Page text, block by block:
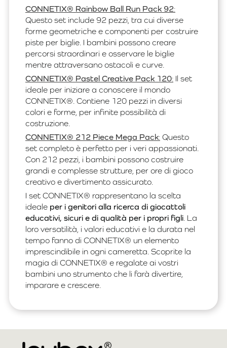
CONNETIX® Rainbow Ball Run Pack 92:
Questo set include 92 pezzi, tra cui diverse
forme geometriche e componenti per costruire
piste per biglie. I bambini possono creare
percorsi straordinari e osservare le biglie
mentre attraversano ostacoli e curve.
CONNETIX® Pastel Creative Pack 120: Il set
ideale per iniziare a conoscere il mondo
CONNETIX®. Contiene 120 pezzi in diversi
colori e forme, per infinite possibilità di
costruzione.
CONNETIX® 212 Piece Mega Pack: Questo
set completo è perfetto per i veri appassionati.
Con 212 pezzi, i bambini possono costruire
grandi e complesse strutture, per ore di gioco
creativo e divertimento assicurato.
I set CONNETIX® rappresentano la scelta
ideale per i genitori alla ricerca di giocattoli
educativi, sicuri e di qualità per i propri figli . La
loro versatilità, i valori educativi e la durata nel
tempo fanno di CONNETIX® un elemento
imprescindibile in ogni cameretta. Scoprite la
magia di CONNETIX® e regalate ai vostri
bambini uno strumento che li farà divertire,
imparare e crescere.